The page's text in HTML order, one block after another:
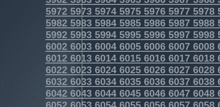
5972597359745975597659775978
5982598359845985598659875988
5992599359945995599659975998
6002600360046005600660076008
6012601360146015601660176018
6022602360246025602660276028
6032603360346035603660376038
6042604360446045604660476048